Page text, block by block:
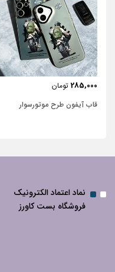
468,750 تومان
قاب آیفون چرمی طرح مار
نماد اعتماد الکترونیک
فروشگاه بست کاورز